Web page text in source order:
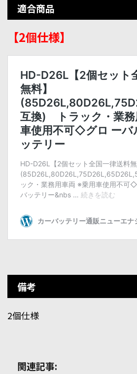
適合商品
【2個仕様】
備考
2個仕様
関連記事: